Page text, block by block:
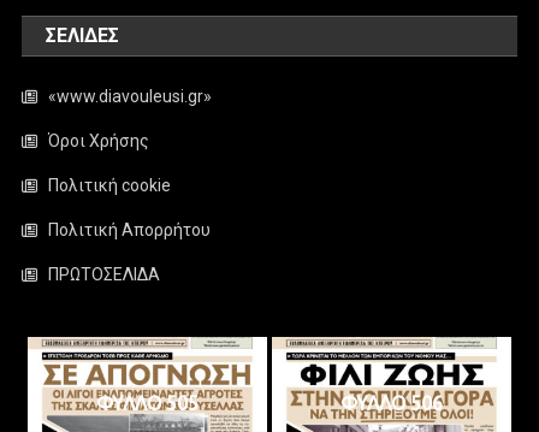
ΣΕΛΊΔΕΣ
«www.diavouleusi.gr»
Όροι Χρήσης
Πολιτική cookie
Πολιτική Απορρήτου
ΠΡΩΤΟΣΕΛΙΔΑ
ΦΥΛΛΟ 505 ΦΥΛΛΟ 506